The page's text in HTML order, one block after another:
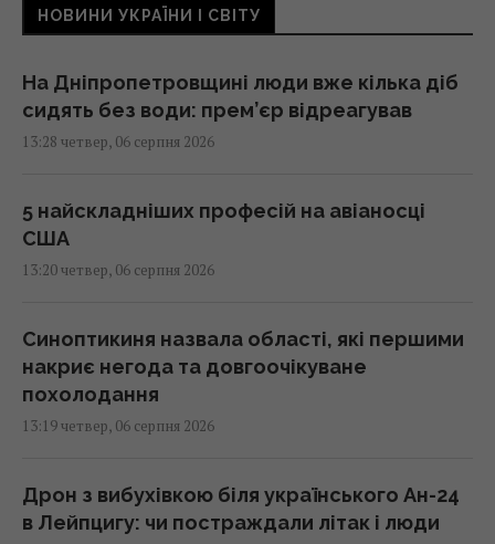
НОВИНИ УКРАЇНИ І СВІТУ
На Дніпропетровщині люди вже кілька діб
сидять без води: прем’єр відреагував
13:28 четвер, 06 серпня 2026
5 найскладніших професій на авіаносці
США
13:20 четвер, 06 серпня 2026
Синоптикиня назвала області, які першими
накриє негода та довгоочікуване
похолодання
13:19 четвер, 06 серпня 2026
Дрон з вибухівкою біля українського Ан-24
в Лейпцигу: чи постраждали літак і люди